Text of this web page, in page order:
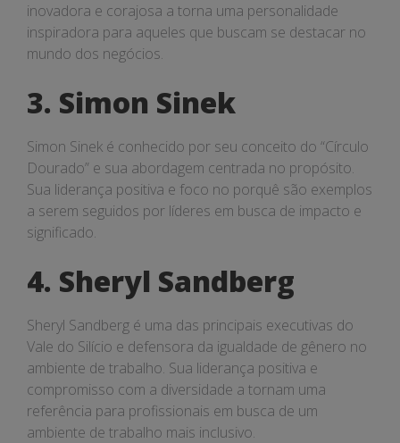
inovadora e corajosa a torna uma personalidade
inspiradora para aqueles que buscam se destacar no
mundo dos negócios.
3. Simon Sinek
Simon Sinek é conhecido por seu conceito do “Círculo
Dourado” e sua abordagem centrada no propósito.
Sua liderança positiva e foco no porquê são exemplos
a serem seguidos por líderes em busca de impacto e
significado.
4. Sheryl Sandberg
Sheryl Sandberg é uma das principais executivas do
Vale do Silício e defensora da igualdade de gênero no
ambiente de trabalho. Sua liderança positiva e
compromisso com a diversidade a tornam uma
referência para profissionais em busca de um
ambiente de trabalho mais inclusivo.